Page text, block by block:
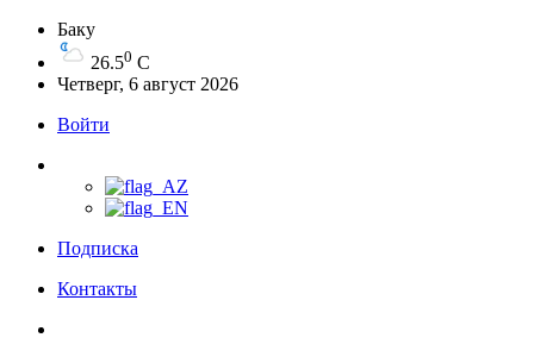
Баку
26.50 C
Четверг, 6 август 2026
Войти
Подписка
Контакты